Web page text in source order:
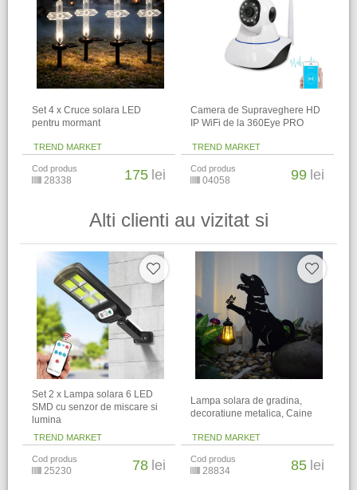
Set 4 x Cruce solara LED
pentru mormant
TREND MARKET
Cod produs
28338 175 lei
Camera de Supraveghere HD
IP WiFi de la 360Eye PRO
TREND MARKET
Cod produs
04058 99 lei
Alti clienti au vizitat si
Set 2 x Lampa solara 6 LED
SMD cu senzor de miscare si
lumina
TREND MARKET
Cod produs
25230 78 lei
Lampa solara de gradina,
decoratiune metalica, Caine
TREND MARKET
Cod produs
28834 85 lei